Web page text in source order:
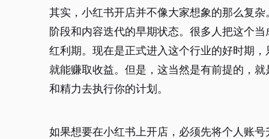
其实，小红书开店并不像大家想象的那么复
阶段和内容迭代的早期状态。很多人把这个
红利期。现在是正式进入这个行业的好时期
就能赚取收益。但是，这当然是有前提的，
和精力去执行你的计划。
如果想要在小红书上开店，必须先将个人账